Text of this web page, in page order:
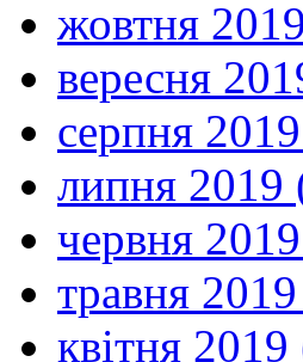
жовтня
вересня
серпня
липня 2019
червня
травня
квітня